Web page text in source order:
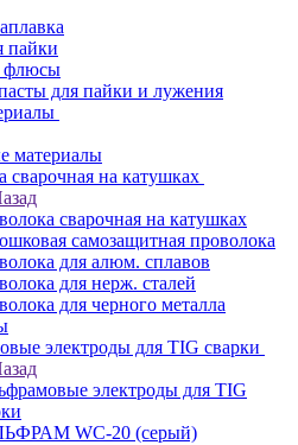
пайки
флюсы
для пайки и лужения
материалы
сварочная на катушках
сварочная на катушках
самозащитная проволока
для алюм. сплавов
для нерж. сталей
для черного металла
электроды для TIG сварки
электроды для TIG
WC-20 (серый)